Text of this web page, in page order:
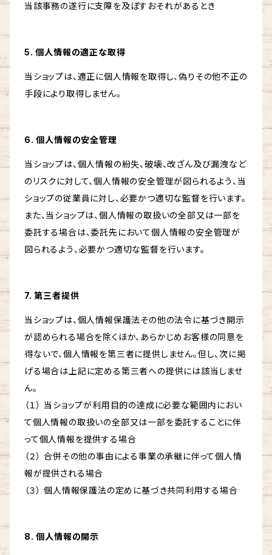
当該事務の遂行に支障を及ぼすおそれがあるとき
5. 個人情報の適正な取得
当ショップは、適正に個人情報を取得し、偽りその他不正の
手段により取得しません。
6. 個人情報の安全管理
当ショップは、個人情報の紛失、破壊、改ざん及び漏洩など
のリスクに対して、個人情報の安全管理が図られるよう、当
ショップの従業員に対し、必要かつ適切な監督を行います。
また、当ショップは、個人情報の取扱いの全部又は一部を
委託する場合は、委託先において個人情報の安全管理が
図られるよう、必要かつ適切な監督を行います。
7. 第三者提供
当ショップは、個人情報保護法その他の法令に基づき開示
が認められる場合を除くほか、あらかじめお客様の同意を
得ないで、個人情報を第三者に提供しません。但し、次に掲
げる場合は上記に定める第三者への提供には該当しませ
ん。
（１） 当ショップが利用目的の達成に必要な範囲内におい
て個人情報の取扱いの全部又は一部を委託することに伴
って個人情報を提供する場合
（２） 合併その他の事由による事業の承継に伴って個人情
報が提供される場合
（３） 個人情報保護法の定めに基づき共同利用する場合
8. 個人情報の開示